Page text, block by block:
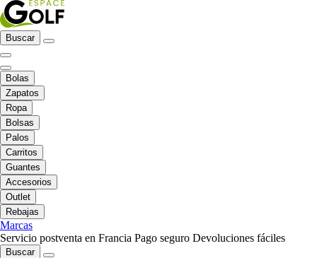
Buscar
Bolas
Zapatos
Ropa
Bolsas
Palos
Carritos
Guantes
Accesorios
Outlet
Rebajas
Marcas
Servicio postventa en Francia Pago seguro Devoluciones fáciles
Buscar